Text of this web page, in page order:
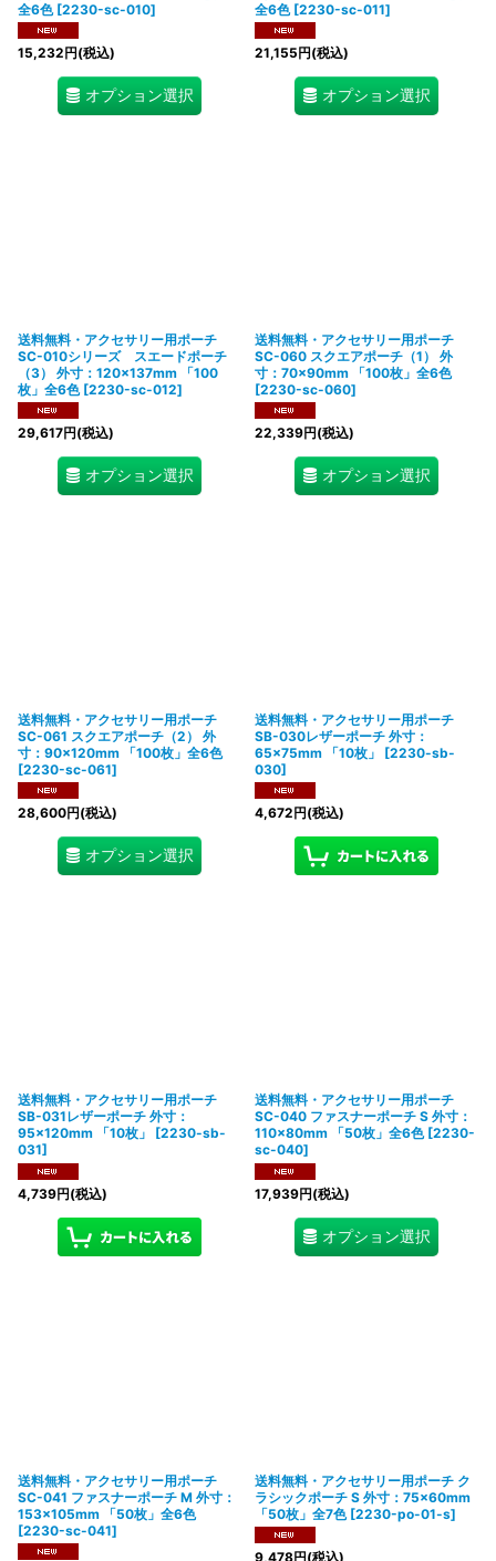
全6色 [2230-sc-010]
15,232円(税込)
オプション選択
全6色 [2230-sc-011]
21,155円(税込)
オプション選択
送料無料・アクセサリー用ポーチ
SC-010シリーズ スエードポーチ
（3） 外寸：120×137mm 「100
枚」全6色 [2230-sc-012]
29,617円(税込)
オプション選択
送料無料・アクセサリー用ポーチ
SC-060 スクエアポーチ（1） 外
寸：70×90mm 「100枚」全6色
[2230-sc-060]
22,339円(税込)
オプション選択
送料無料・アクセサリー用ポーチ
SC-061 スクエアポーチ（2） 外
寸：90×120mm 「100枚」全6色
[2230-sc-061]
28,600円(税込)
オプション選択
送料無料・アクセサリー用ポーチ
SB-030レザーポーチ 外寸：
65×75mm 「10枚」
[2230-sb-
030]
4,672円(税込)
送料無料・アクセサリー用ポーチ
SB-031レザーポーチ 外寸：
95×120mm 「10枚」
[2230-sb-
031]
4,739円(税込)
送料無料・アクセサリー用ポーチ
SC-040 ファスナーポーチ S 外寸：
110×80mm 「50枚」全6色 [2230-
sc-040]
17,939円(税込)
オプション選択
送料無料・アクセサリー用ポーチ
SC-041 ファスナーポーチ M 外寸：
153×105mm 「50枚」全6色
[2230-sc-041]
送料無料・アクセサリー用ポーチ ク
ラシックポーチ S 外寸：75×60mm
「50枚」全7色 [2230-po-01-s]
9,478円(税込)